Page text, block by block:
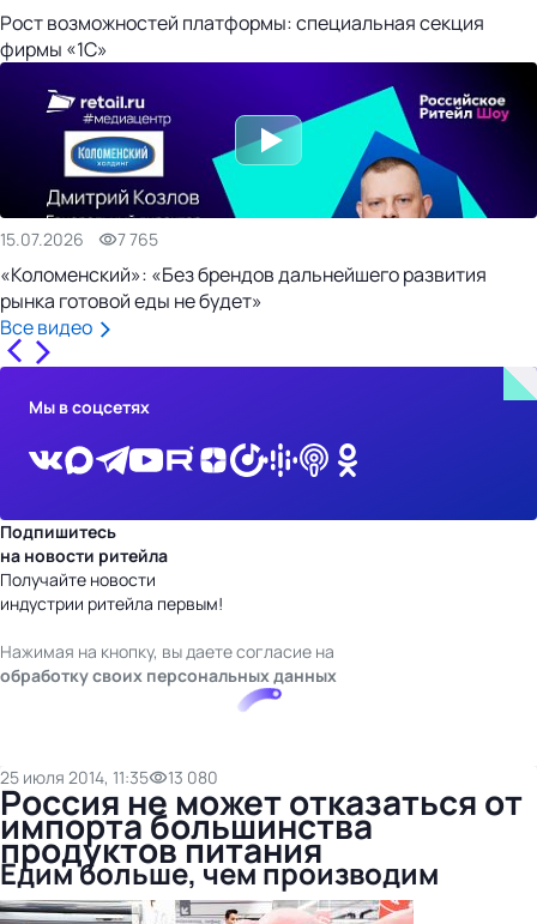
Рост возможностей платформы: специальная секция
фирмы «1С»
15.07.2026 7 765
«Коломенский»: «Без брендов дальнейшего развития
рынка готовой еды не будет»
Все видео
Мы в соцсетях
Подпишитесь
на новости ритейла
Получайте новости
индустрии ритейла первым!
Нажимая на кнопку, вы даете согласие на
обработку своих персональных данных
25 июля 2014, 11:35 13 080
Россия не может отказаться от
импорта большинства
продуктов питания
Едим больше, чем производим